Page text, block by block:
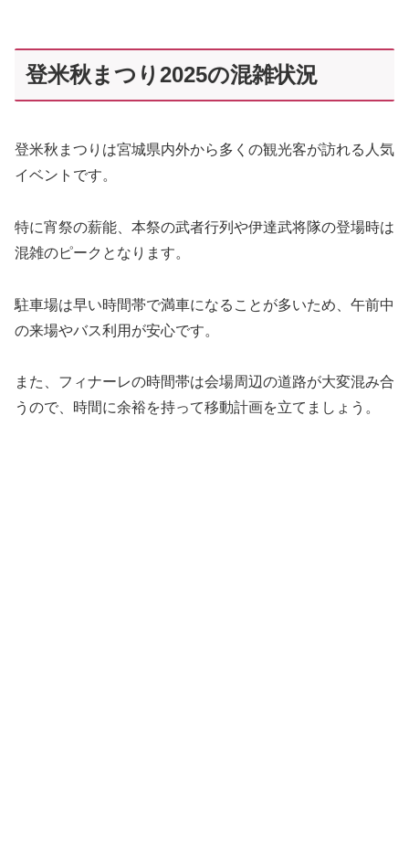
登米秋まつり2025の混雑状況
登米秋まつりは宮城県内外から多くの観光客が訪れる人気
イベントです。
特に宵祭の薪能、本祭の武者行列や伊達武将隊の登場時は
混雑のピークとなります。
駐車場は早い時間帯で満車になることが多いため、午前中
の来場やバス利用が安心です。
また、フィナーレの時間帯は会場周辺の道路が大変混み合
うので、時間に余裕を持って移動計画を立てましょう。